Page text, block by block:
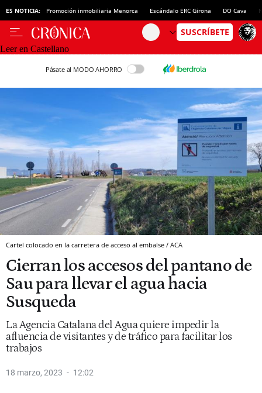
ES NOTICIA: Promoción inmobiliaria Menorca Escándalo ERC Girona DO Cava
Leer en Castellano
Pásate al MODO AHORRO
Cartel colocado en la carretera de acceso al embalse / ACA
Cierran los accesos del pantano de
Sau para llevar el agua hacia
Susqueda
La Agencia Catalana del Agua quiere impedir la
afluencia de visitantes y de tráfico para facilitar los
trabajos
18 marzo, 2023 12:02